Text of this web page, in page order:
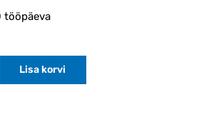
tööpäeva
Lisa korvi